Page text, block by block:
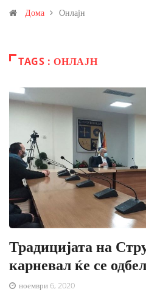
Дома Онлајн
TAGS : ОНЛАЈН
Традицијата на
карневал ќе се
ноември 6, 2020